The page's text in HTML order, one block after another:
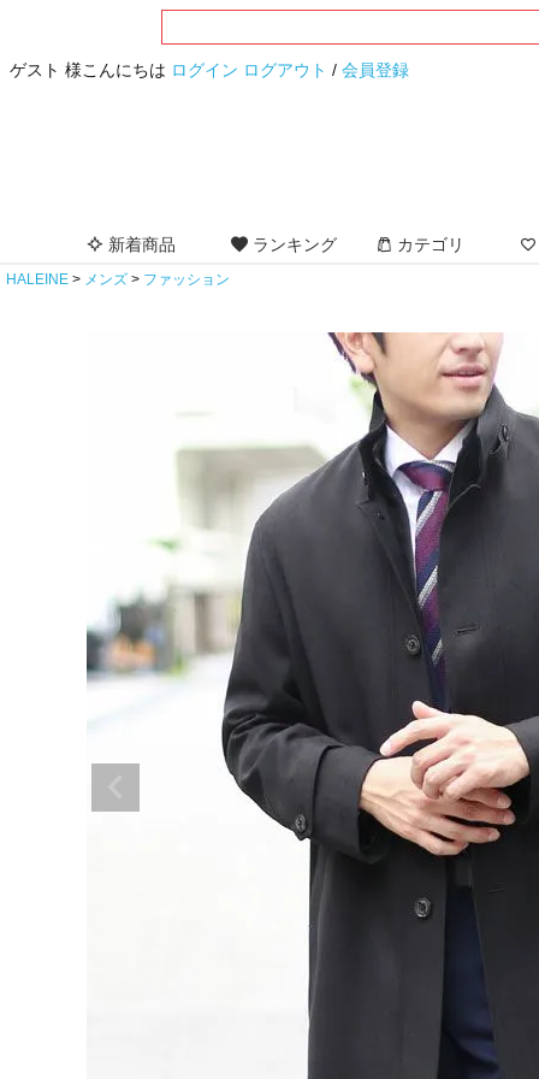
ゲスト 様こんにちは ログイン ログアウト / 会員登録
新着商品 ランキング カテゴリ
HALEINE メンズ ファッション